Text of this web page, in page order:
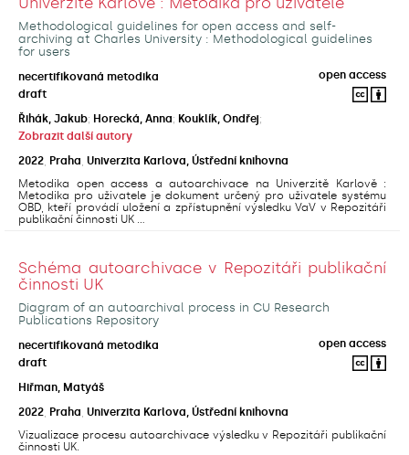
Methodological guidelines for open access and self-
archiving at Charles University : Methodological guidelines
for users
necertifikovaná metodika
open access
draft
Řihák, Jakub; Horecká, Anna; Kouklík, Ondřej;
Zobrazit další autory
2022 Praha Univerzita Karlova, Ústřední knihovna
Metodika open access a autoarchivace na Univerzitě Karlově :
Metodika pro uživatele je dokument určený pro uživatele systému
OBD, kteří provádí uložení a zpřístupnění výsledku VaV v Repozitáři
publikační činnosti UK ...
Schéma autoarchivace v Repozitáři publikační
činnosti UK
Diagram of an autoarchival process in CU Research
Publications Repository
necertifikovaná metodika
open access
draft
Hiřman, Matyáš
2022 Praha Univerzita Karlova, Ústřední knihovna
Vizualizace procesu autoarchivace výsledku v Repozitáři publikační
činnosti UK.